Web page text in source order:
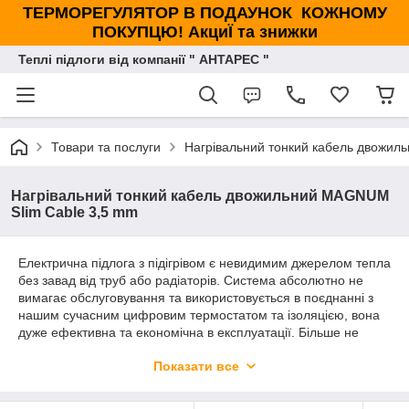
ТЕРМОРЕГУЛЯТОР В ПОДАУНОК КОЖНОМУ
ПОКУПЦЮ! АкциЇ та знижки
Теплі підлоги від компанії " АНТАРЕС "
Товари та послуги Нагрівальний тонкий кабель
Нагрівальний тонкий кабель двожильний MAGNUM
Slim Cable 3,5 mm
Електрична підлога з підігрівом є невидимим джерелом тепла
без завад від труб або радіаторів. Система абсолютно не
вимагає обслуговування та використовується в поєднанні з
нашим сучасним цифровим термостатом та ізоляцією, вона
дуже ефективна та економічна в експлуатації. Більше не
електричної теплої підлоги над водяною теплою підлогою є
встановлення електричної теплої підлоги, як правило,
Показати все